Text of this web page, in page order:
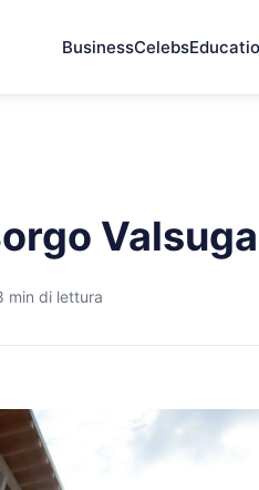
BusinessCelebs
min di lettura